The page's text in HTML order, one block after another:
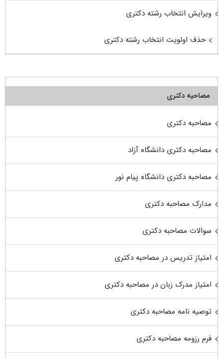
ویرایش انتخاب رشته دکتری
حذف اولویت انتخاب رشته دکتری
مصاحبه دکتری
مصاحبه دکتری
مصاحبه دکتری دانشگاه آزاد
مصاحبه دکتری دانشگاه پیام نور
مدارک مصاحبه دکتری
سوالات مصاحبه دکتری
امتیاز تدریس در مصاحبه دکتری
امتیاز مدرک زبان در مصاحبه دکتری
توصیه نامه مصاحبه دکتری
فرم رزومه مصاحبه دکتری